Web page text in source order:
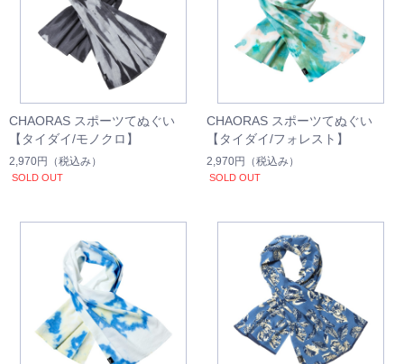
CHAORAS スポーツてぬぐい
【タイダイ/モノクロ】
2,970円 （税込み）
SOLD OUT
CHAORAS スポーツてぬぐい
【タイダイ/フォレスト】
2,970円 （税込み）
SOLD OUT